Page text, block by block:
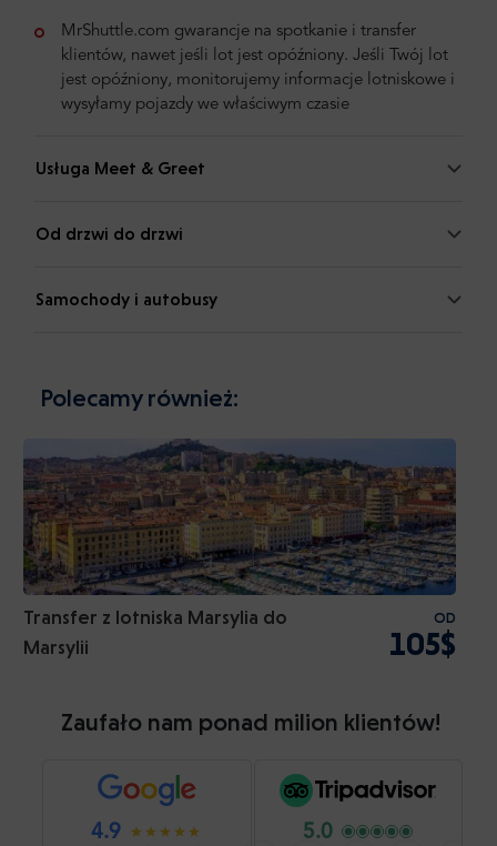
MrShuttle.com gwarancje na spotkanie i transfer
klientów, nawet jeśli lot jest opóźniony. Jeśli Twój lot
jest opóźniony, monitorujemy informacje lotniskowe i
wysyłamy pojazdy we właściwym czasie
Usługa Meet & Greet
Od drzwi do drzwi
Samochody i autobusy
Polecamy również:
Transfer z lotniska Marsylia do
Marsylii
OD
105$
Zaufało nam ponad milion klientów!
4.9 5.0